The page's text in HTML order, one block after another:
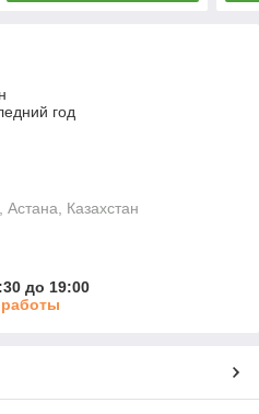
год
Казахстан
до 19:00
работы